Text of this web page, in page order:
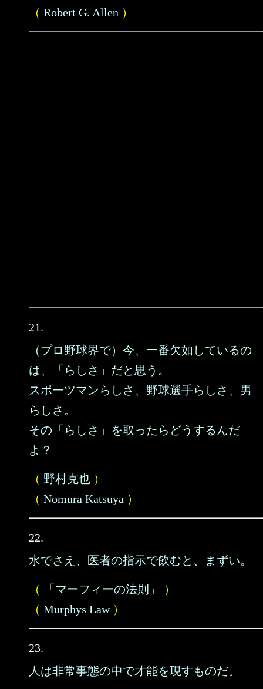
（ Robert G. Allen ）
21.
（プロ野球界で）今、一番欠如しているの
は、「らしさ」だと思う。
スポーツマンらしさ、野球選手らしさ、男
らしさ。
その「らしさ」を取ったらどうするんだ
よ？
（ 野村克也 ）
（ Nomura Katsuya ）
22.
水でさえ、医者の指示で飲むと、まずい。
（ 「マーフィーの法則」
）
（ Murphys Law）
23.
人は非常事態の中で才能を現すものだ。